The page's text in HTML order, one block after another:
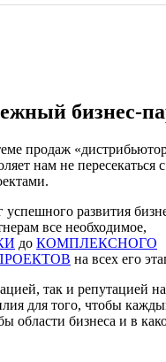
бизнес-
продаж
нам не пересекаться с
развития
все необходимое,
до КОМПЛЕКСНОГО
на всех его
так и репутацией
для того, чтобы
области бизнеса и в